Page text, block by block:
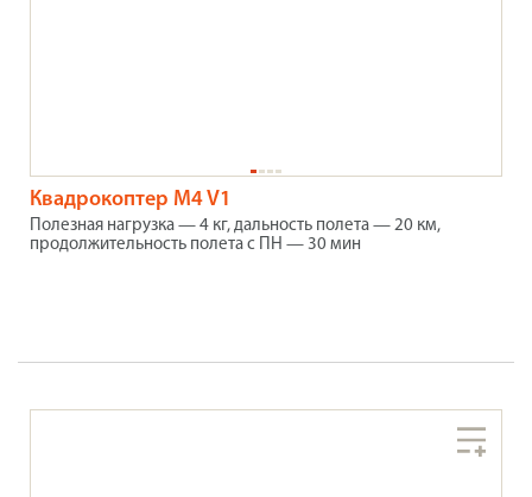
Квадрокоптер M4 V1
Полезная нагрузка — 4 кг, дальность полета — 20 км,
продолжительность полета с ПН — 30 мин